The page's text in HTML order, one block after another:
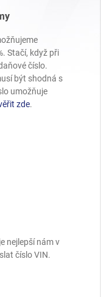
Stačí, když při
číslo.
být shodná s
umožňuje
zde.
nejlepší nám v
číslo VIN.